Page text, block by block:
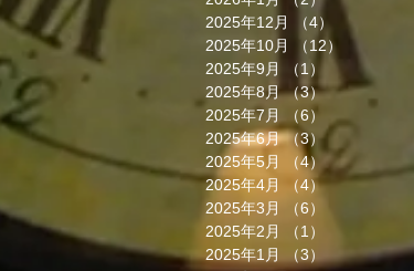
2025年12月
（4）
4件の記事
2025年10月
（12）
12件の記事
2025年9月
（1）
1件の記事
2025年8月 （3）3件の記事
2025年7月
（6）
2025年6月 （3）3件の記事
2025年5月
（4）
4件の記事
2025年4月
（4）4件の記事
2025年3月
（6）
2025年2月
（1）
2025年1月
（3）
3件の記事